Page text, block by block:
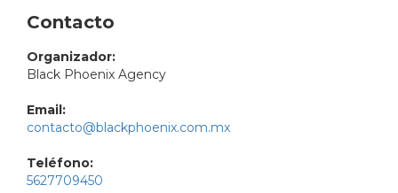
Contacto
Organizador:
Black Phoenix Agency
Email:
contacto@blackphoenix.com.mx
Teléfono:
5627709450